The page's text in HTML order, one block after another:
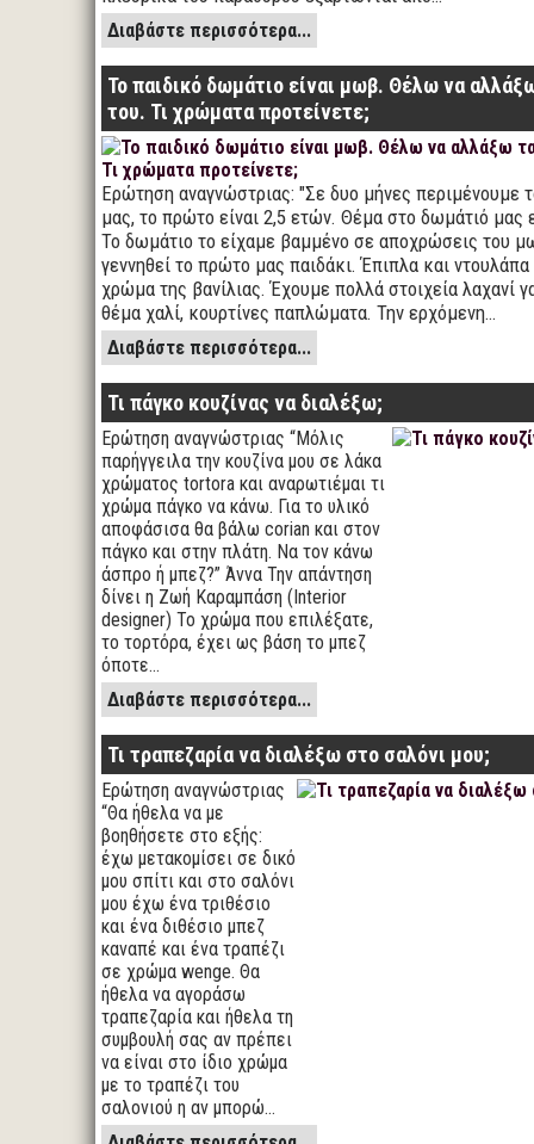
Διαβάστε περισσότερα...
Το παιδικό δωμάτιο είναι μωβ. Θέλω να
του. Τι χρώματα προτείνετε;
Ερώτηση αναγνώστριας: "Σε δυο μήνες περιμένουμε
μας, το πρώτο είναι 2,5 ετών. Θέμα στο δωμάτιό μας
Το δωμάτιο το είχαμε βαμμένο σε αποχρώσεις του
γεννηθεί το πρώτο μας παιδάκι. Έπιπλα και ντουλάπα
χρώμα της βανίλιας. Έχουμε πολλά στοιχεία λαχανί
θέμα χαλί, κουρτίνες παπλώματα. Την ερχόμενη…
Διαβάστε περισσότερα...
Τι πάγκο κουζίνας να διαλέξω;
Ερώτηση αναγνώστριας “Μόλις
παρήγγειλα την κουζίνα μου σε λάκα
χρώματος tortora και αναρωτιέμαι τι
χρώμα πάγκο να κάνω. Για το υλικό
αποφάσισα θα βάλω corian και στον
πάγκο και στην πλάτη. Να τον κάνω
άσπρο ή μπεζ?” Άννα Την απάντηση
δίνει η Ζωή Καραμπάση (Interior
designer) Το χρώμα που επιλέξατε,
το τορτόρα, έχει ως βάση το μπεζ
όποτε…
Διαβάστε περισσότερα...
Τι τραπεζαρία να διαλέξω στο σαλόνι μου;
Ερώτηση αναγνώστριας
“Θα ήθελα να με
βοηθήσετε στο εξής:
έχω μετακομίσει σε δικό
μου σπίτι και στο σαλόνι
μου έχω ένα τριθέσιο
και ένα διθέσιο μπεζ
καναπέ και ένα τραπέζι
σε χρώμα wenge. Θα
ήθελα να αγοράσω
τραπεζαρία και ήθελα τη
συμβουλή σας αν πρέπει
να είναι στο ίδιο χρώμα
με το τραπέζι του
σαλονιού η αν μπορώ…